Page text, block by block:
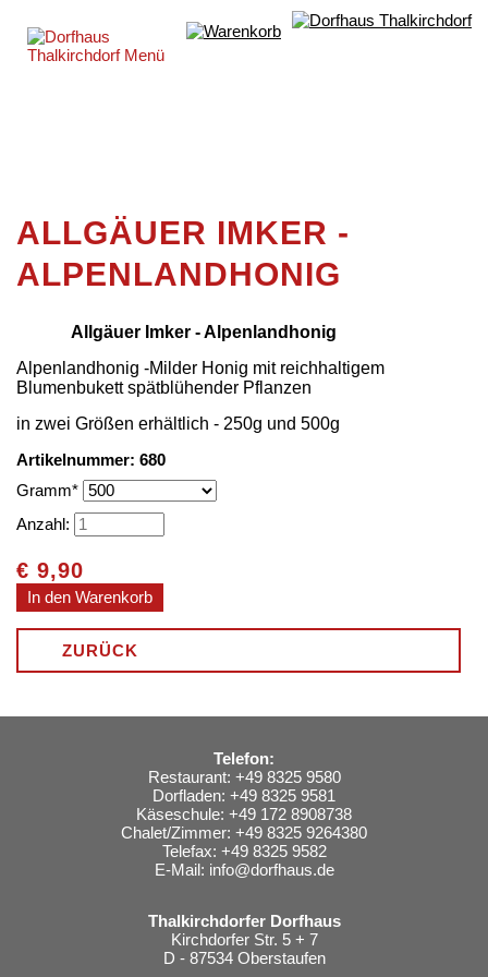
ALLGÄUER IMKER -
ALPENLANDHONIG
Allgäuer Imker - Alpenlandhonig
Alpenlandhonig -Milder Honig mit reichhaltigem
Blumenbukett spätblühender Pflanzen
in zwei Größen erhältlich - 250g und 500g
Artikelnummer: 680
Pflichtfeld
Gramm*
Anzahl:
€ 9,90
ZURÜCK
Telefon:
Restaurant: +49 8325 9580
Dorfladen: +49 8325 9581
Käseschule: +49 172 8908738
Chalet/Zimmer: +49 8325 9264380
Telefax: +49 8325 9582
E-Mail: info@dorfhaus.de
Thalkirchdorfer Dorfhaus
Kirchdorfer Str. 5 + 7
D - 87534 Oberstaufen